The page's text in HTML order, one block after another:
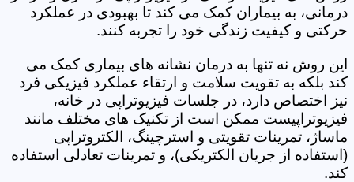
درمانی، به بیماران کمک می کند تا بهبودی در عملکرد
حرکتی و کیفیت زندگی خود را تجربه کنند.
این روش نه تنها به درمان نشانه های بیماری کمک می
کند بلکه به تقویت سلامت و ارتقاء عملکرد فیزیکی فرد
نیز اختصاص دارد، در جلسات فیزیوتراپی در خانه،
فیزیوتراپیست ممکن است از تکنیک های مختلف مانند
ماساژ، تمرینات تقویتی و استرچینگ، الکتروتراپی
(استفاده از جریان الکتریکی)، و تمرینات تعادلی استفاده
کند.